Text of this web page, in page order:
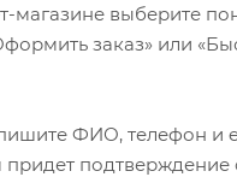
выберите
заказ» или
ФИО, телефон и
придет